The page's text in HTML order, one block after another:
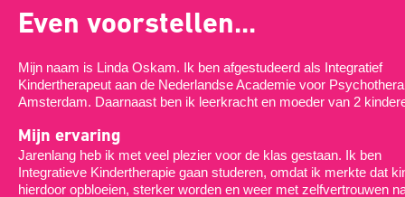
Even voorstellen...
Mijn naam is Linda Oskam. Ik ben afgestudeerd als Integratief
Kindertherapeut aan de Nederlandse Academie voor
Amsterdam. Daarnaast ben ik leerkracht en moeder van 2
Mijn ervaring
Jarenlang heb ik met veel plezier voor de klas gestaan. Ik ben
Integratieve Kindertherapie gaan studeren, omdat ik merkte dat
hierdoor opbloeien, sterker worden en weer met zelfvertrouwen